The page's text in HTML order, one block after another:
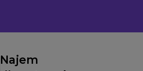
Najem